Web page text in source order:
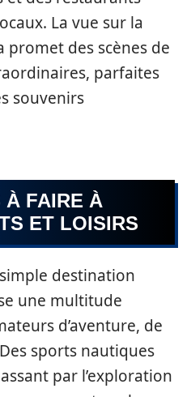
La vue sur la
promet des scènes de
parfaites
souvenirs
À FAIRE À
ET LOISIRS
destination
une multitude
d’aventure, de
sports nautiques
par l’exploration